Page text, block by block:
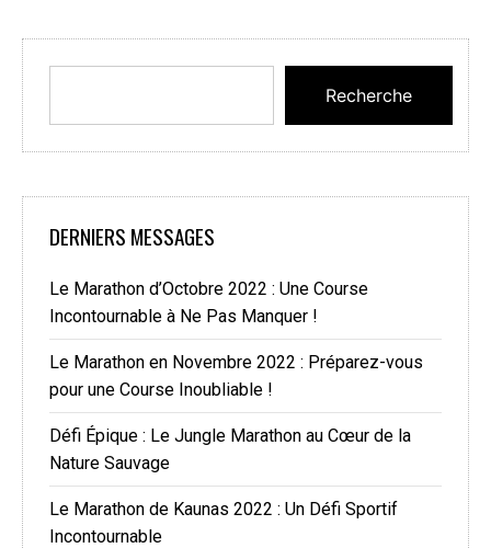
Recherche
DERNIERS MESSAGES
Le Marathon d’Octobre 2022 : Une Course
Incontournable à Ne Pas Manquer !
Le Marathon en Novembre 2022 : Préparez-vous
pour une Course Inoubliable !
Défi Épique : Le Jungle Marathon au Cœur de la
Nature Sauvage
Le Marathon de Kaunas 2022 : Un Défi Sportif
Incontournable